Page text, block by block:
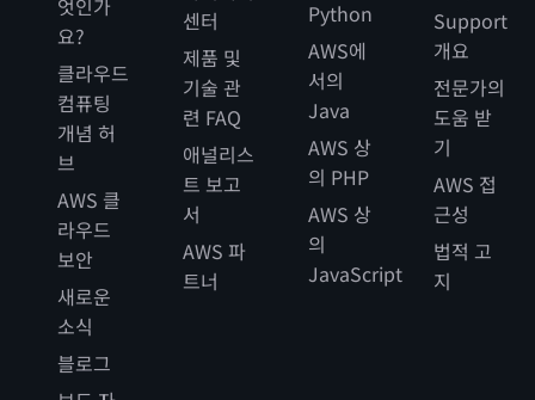
엇인가
요?
클라우드
컴퓨팅
개념 허
브
AWS 클
라우드
보안
새로운
소식
블로그
센터
제품 및
기술 관
련 FAQ
애널리스
트 보고
서
AWS 파
트너
Python
AWS에
서의
Java
AWS 상
의 PHP
AWS 상
의
JavaScript
Support
개요
전문가의
도움 받
기
AWS 접
근성
법적 고
지